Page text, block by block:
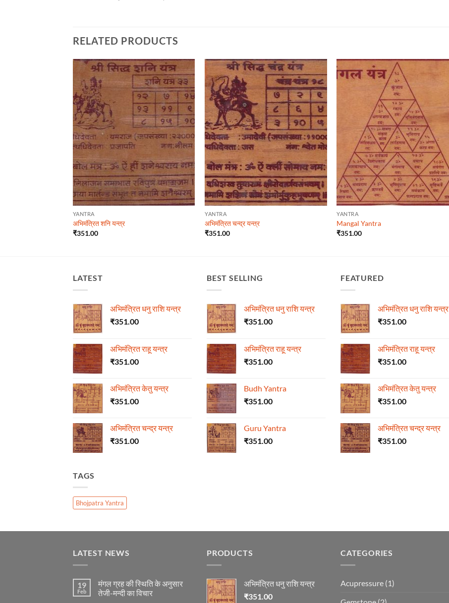
RELATED PRODUCTS
YANTRA
अभिमंत्रित शनि यन्त्र
₹351.00
YANTRA
अभिमंत्रित चन्द्र यन्त्र
₹351.00
YANTRA
Mangal Yantra
₹351.00
LATEST
अभिमंत्रित धनु राशि यन्त्र
₹351.00
अभिमंत्रित राहू यन्त्र
₹351.00
अभिमंत्रित केतु यन्त्र
₹351.00
अभिमंत्रित चन्द्र यन्त्र
₹351.00
BEST SELLING
अभिमंत्रित धनु राशि यन्त्र
₹351.00
अभिमंत्रित राहू यन्त्र
₹351.00
Budh Yantra
₹351.00
Guru Yantra
₹351.00
FEATURED
अभिमंत्रित धनु राशि यन्त्र
₹351.00
अभिमंत्रित राहू यन्त्र
₹351.00
अभिमंत्रित केतु यन्त्र
₹351.00
अभिमंत्रित चन्द्र यन्त्र
₹351.00
TAGS
Bhojpatra Yantra
LATEST NEWS
19
Feb
मंगल ग्रह की स्थिति के अनुसार
तेजी-मन्दी का विचार
PRODUCTS
अभिमंत्रित धनु राशि यन्त्र
₹351.00
CATEGORIES
Acupressure (1)